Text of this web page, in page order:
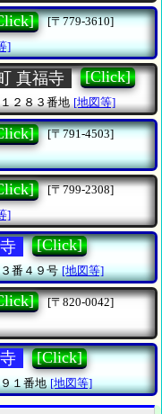
[〒779-3610]
]
真福寺 [Click]
２８３番地 [地図等]
[〒791-4503]
[〒799-2308]
]
[Click]
番４９号 [地図等]
[〒820-0042]
[Click]
１番地 [地図等]